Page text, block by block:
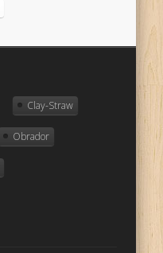
Clay-Straw
Obrador